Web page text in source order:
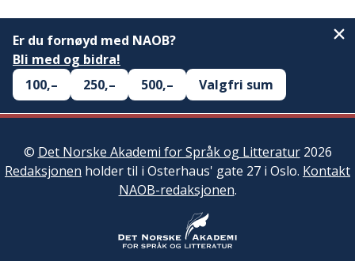
Er du fornøyd med NAOB?
Bli med og bidra!
100,–
250,– 500,– Valgfri sum
© Det Norske Akademi for Språk og Litteratur2026
Redaksjonen holder til i Osterhaus' gate 27 i Oslo. Kontakt
NAOB-redaksjonen.